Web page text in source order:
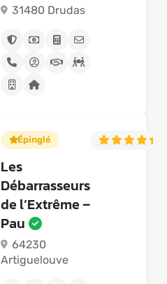
31480 Drudas
Épinglé
Les
Débarrasseurs
de l’Extrême –
Pau
64230
Artiguelouve